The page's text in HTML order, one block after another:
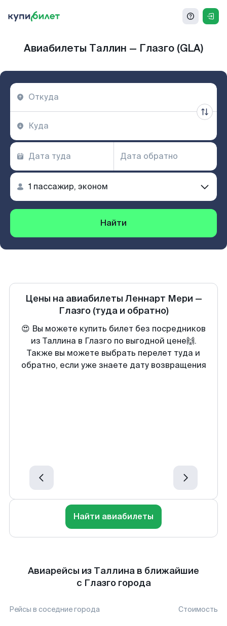
Авиабилеты Таллин — Глазго (GLA)
Найти
Цены на авиабилеты Леннарт Мери —
Глазго (туда и обратно)
😍 Вы можете купить билет без посредников
из Таллина в Глазго по выгодной цене🙌.
Также вы можете выбрать перелет туда и
обратно, если уже знаете дату возвращения
Найти авиабилеты
Авиарейсы из Таллина в ближайшие
с Глазго города
Рейсы в соседние города Стоимость